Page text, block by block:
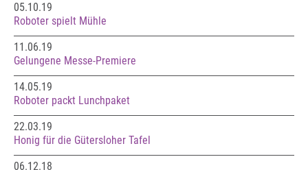
05.10.19
Roboter spielt Mühle
11.06.19
Gelungene Messe-Premiere
14.05.19
Roboter packt Lunchpaket
22.03.19
Honig für die Gütersloher Tafel
06.12.18